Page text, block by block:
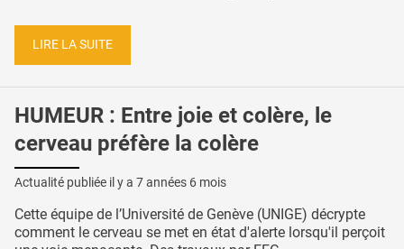
LIRE LA SUITE
HUMEUR : Entre joie et colère, le
cerveau préfère la colère
Actualité publiée il y a 7 années 6 mois
Cette équipe de l’Université de Genève (UNIGE) décrypte
comment le cerveau se met en état d'alerte lorsqu'il perçoit